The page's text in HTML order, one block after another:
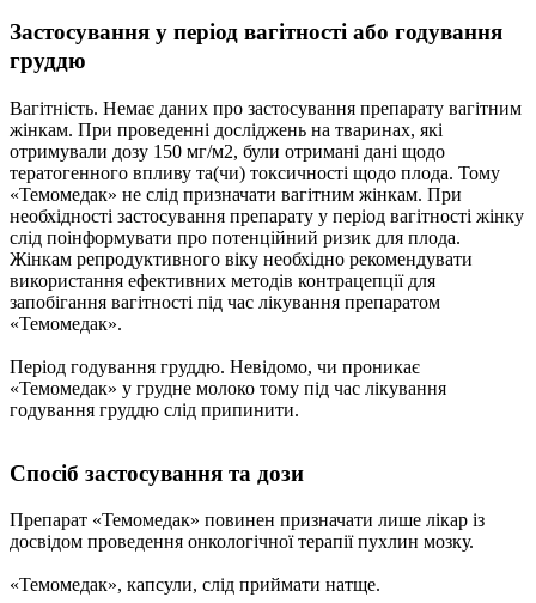
Застосування у період вагітності або годування
груддю
Вагітність. Немає даних про застосування препарату вагітним
жінкам. При проведенні досліджень на тваринах, які
отримували дозу 150 мг/м2, були отримані дані щодо
тератогенного впливу та(чи) токсичності щодо плода. Тому
«Темомедак» не слід призначати вагітним жінкам. При
необхідності застосування препарату у період вагітності жінку
слід поінформувати про потенційний ризик для плода.
Жінкам репродуктивного віку необхідно рекомендувати
використання ефективних методів контрацепції для
запобігання вагітності під час лікування препаратом
«Темомедак».
Період годування груддю. Невідомо, чи проникає
«Темомедак» у грудне молоко тому під час лікування
годування груддю слід припинити.
Спосіб застосування та дози
Препарат «Темомедак» повинен призначати лише лікар із
досвідом проведення онкологічної терапії пухлин мозку.
«Темомедак», капсули, слід приймати натще.